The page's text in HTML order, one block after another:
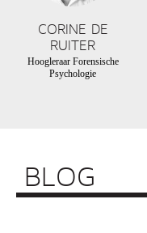
CORINE DE
RUITER
Hoogleraar Forensische
Psychologie
BLOG